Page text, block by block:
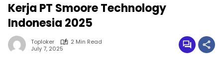
Kerja PT Smoore Technology
Indonesia 2025
Toploker
2 Min Read
July 7, 2025